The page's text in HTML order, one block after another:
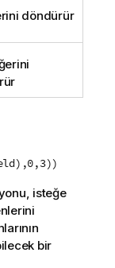
döndürür
isteğe
bir